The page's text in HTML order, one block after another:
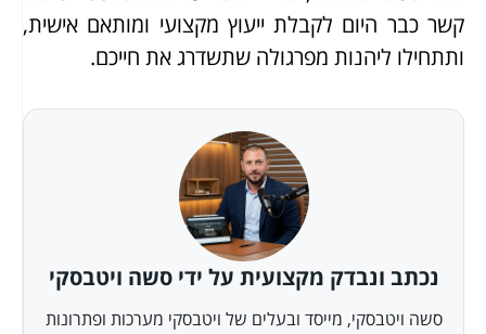
קשר כבר היום לקבלת ייעוץ מקצועי ומותאם אישית,
ותתחילו ליהנות מפרגולה שתשדרג את חייכם.
נכתב ונבדק מקצועית על ידי סשה ויטבסקי
סשה ויטבסקי, מייסד ובעלים של ויטבסקי מערכות ופתרונות